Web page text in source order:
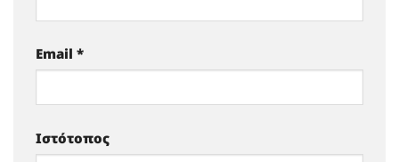
Email *
Ιστότοπος